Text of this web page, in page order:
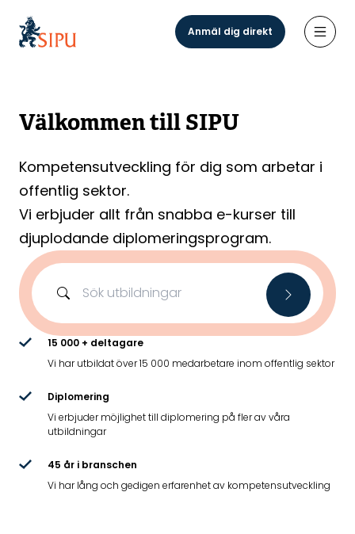
huvudinnehåll
Anmäl dig direkt
Välkommen till SIPU
Kompetensutveckling för dig som arbetar i
offentlig sektor.
Vi erbjuder allt från snabba e-kurser till
djuplodande diplomeringsprogram.
15 000 + deltagare
Vi har utbildat över 15 000 medarbetare inom offentlig sektor
Diplomering
Vi erbjuder möjlighet till diplomering på fler av våra
utbildningar
45 år i branschen
Vi har lång och gedigen erfarenhet av kompetensutveckling